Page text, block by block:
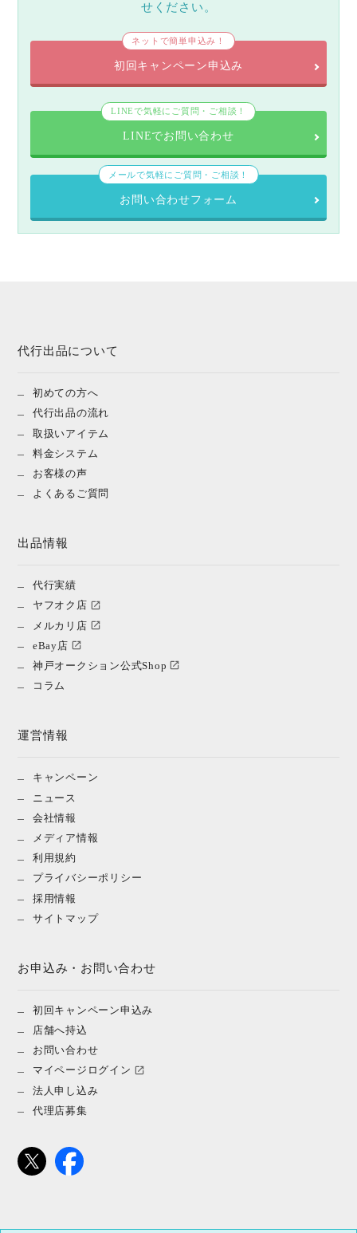
せください。
ネットで簡単申込み！
初回キャンペーン申込み
LINEで気軽にご質問・ご相談！
LINEでお問い合わせ
メールで気軽にご質問・ご相談！
お問い合わせフォーム
代行出品について
初めての方へ
代行出品の流れ
取扱いアイテム
料金システム
お客様の声
よくあるご質問
出品情報
代行実績
ヤフオク店
メルカリ店
eBay店
神戸オークション公式Shop
コラム
運営情報
キャンペーン
ニュース
会社情報
メディア情報
利用規約
プライバシーポリシー
採用情報
サイトマップ
お申込み・お問い合わせ
初回キャンペーン申込み
店舗へ持込
お問い合わせ
マイページログイン
法人申し込み
代理店募集